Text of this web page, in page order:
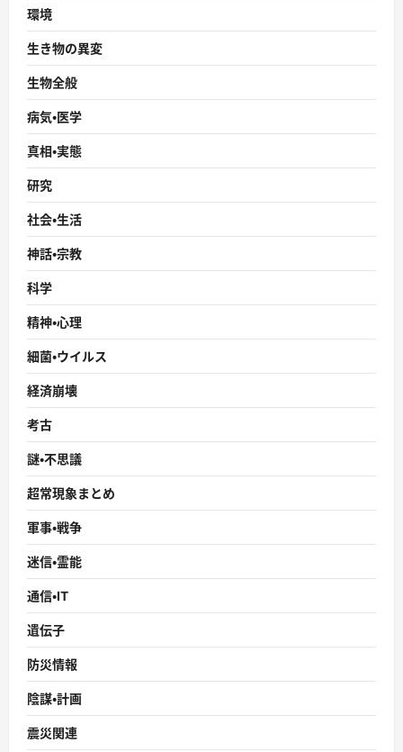
環境
生き物の異変
生物全般
病気・医学
真相・実態
研究
社会・生活
神話・宗教
科学
精神・心理
細菌・ウイルス
経済崩壊
考古
謎・不思議
超常現象まとめ
軍事・戦争
迷信・霊能
通信・IT
遺伝子
防災情報
陰謀・計画
震災関連